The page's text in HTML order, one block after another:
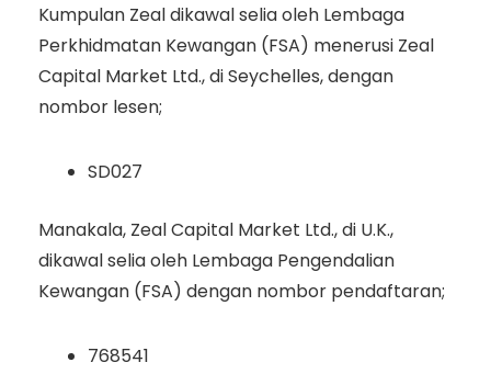
Kumpulan Zeal dikawal selia oleh Lembaga
Perkhidmatan Kewangan (FSA) menerusi Zeal
Capital Market Ltd., di Seychelles, dengan
nombor lesen;
SD027
Manakala, Zeal Capital Market Ltd., di U.K.,
dikawal selia oleh Lembaga Pengendalian
Kewangan (FSA) dengan nombor pendaftaran;
768541